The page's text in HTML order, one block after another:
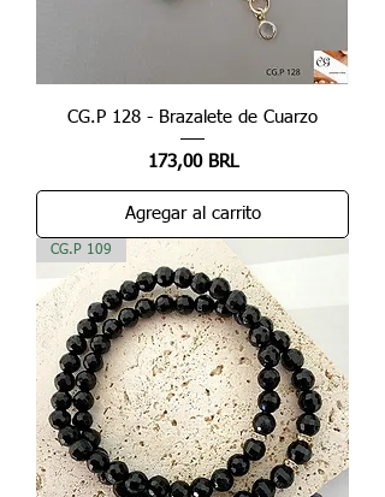
CG.P 128 - Brazalete de Cuarzo
Precio
173,00 BRL
Agregar al carrito
CG.P 109